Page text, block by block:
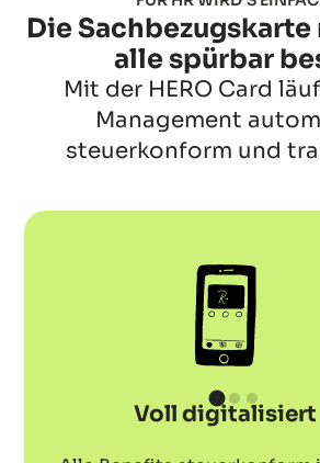
Die
alle spürbar
Mit der HERO Card
Management
steuerkonform und
Voll digitalisiert